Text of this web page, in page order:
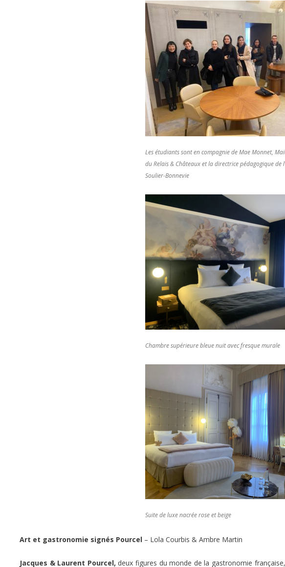
Les étudiants sont en compagnie de Mae Monnet,
du Relais & Châteaux et la directrice pédagogique de
Soulier-Bonnevie
Chambre supérieure bleue nuit avec fresque murale
Suite de luxe nacrée rose et beige
Art et gastronomie signés Pourcel – Lola Courbis & Ambre Martin
Jacques & Laurent Pourcel, deux figures du monde de la gastronomie